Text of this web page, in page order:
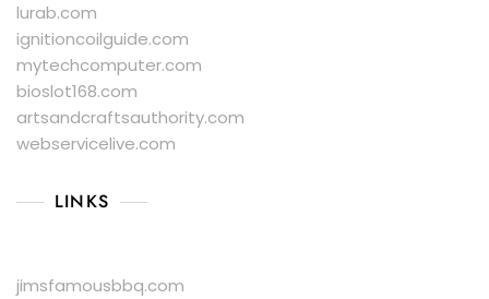
lurab.com
ignitioncoilguide.com
mytechcomputer.com
bioslot168.com
artsandcraftsauthority.com
webservicelive.com
LINKS
jimsfamousbbq.com